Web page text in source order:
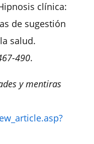
clínica:
de sugestión
salud.
490.
y mentiras